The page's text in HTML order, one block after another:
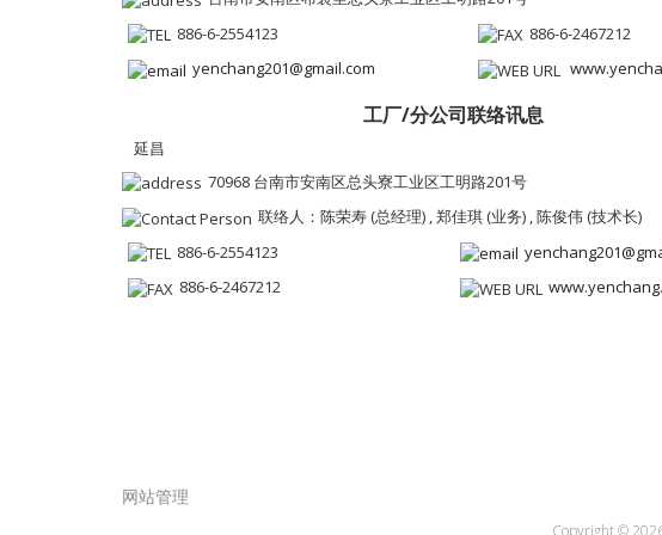
886-6-2554123
886-6-2467212
yenchang201@gmail.com
工厂/分公司联络讯息
延昌
70968 台南市安南区总头寮工业区工明路201号
联络人：陈荣寿 (总经理) , 郑佳琪 (业务) , 陈俊伟 (技术长)
886-6-2554123
886-6-2467212
网站管理
Copyright ©